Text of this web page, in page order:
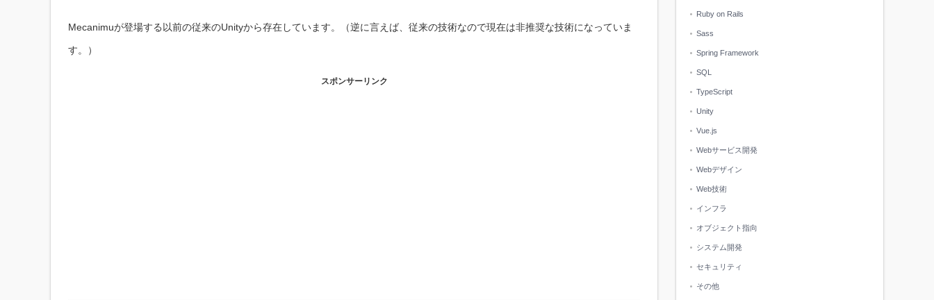
Mecanimuが登場する以前の従来のUnityから存在しています。（逆に言えば、従来の技術なので現在は非推奨な技術になっていま
す。）
スポンサーリンク
Ruby on Rails
Sass
Spring Framework
SQL
TypeScript
Unity
Vue.js
Webサービス開発
Webデザイン
Web技術
インフラ
オブジェクト指向
システム開発
セキュリティ
その他